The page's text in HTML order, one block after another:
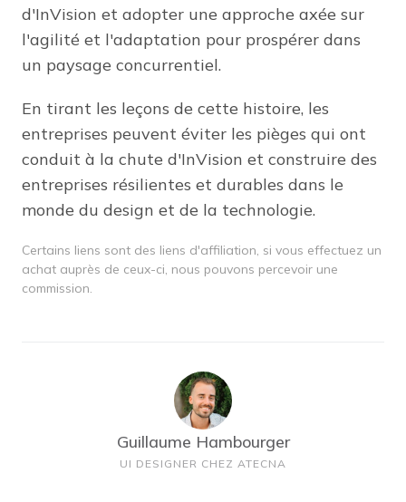
d'InVision et adopter une approche axée sur
l'agilité et l'adaptation pour prospérer dans
un paysage concurrentiel.
En tirant les leçons de cette histoire, les
entreprises peuvent éviter les pièges qui ont
conduit à la chute d'InVision et construire des
entreprises résilientes et durables dans le
monde du design et de la technologie.
Certains liens sont des liens d'affiliation, si vous effectuez un
achat auprès de ceux-ci, nous pouvons percevoir une
commission.
Guillaume Hambourger
UI DESIGNER CHEZ ATECNA